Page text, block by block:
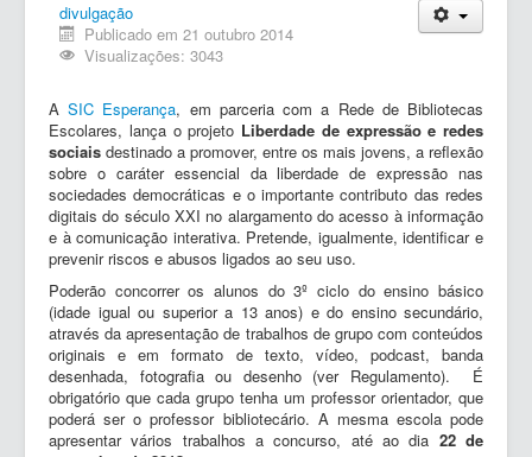
divulgação
Publicado em 21 outubro 2014
Visualizações: 3043
ASIC Esperança, em parceria com a Rede de Bibliotecas
Escolares, lança o projeto Liberdade de expressão e redes
sociais destinado a promover, entre os mais jovens, a reflexão
sobre o caráter essencial da liberdade de expressão nas
sociedades democráticas e o importante contributo das redes
digitais do século XXI no alargamento do acesso à informação
e à comunicação interativa. Pretende, igualmente, identificar e
prevenir riscos e abusos ligados ao seu uso.
Poderão concorrer os alunos do 3º ciclo do ensino básico
(idade igual ou superior a 13 anos) e do ensino secundário,
através da apresentação de trabalhos de grupo com conteúdos
originais e em formato de texto, vídeo, podcast, banda
desenhada, fotografia ou desenho (ver Regulamento). É
obrigatório que cada grupo tenha um professor orientador, que
poderá ser o professor bibliotecário. A mesma escola pode
apresentar vários trabalhos a concurso, até ao dia 22 de